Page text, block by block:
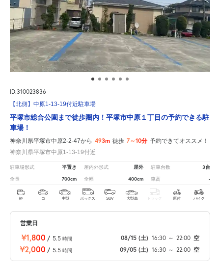
ID:310023836
【北側】中原1-13-19付近駐車場
平塚市総合公園まで徒歩圏内！平塚市中原１丁目の予約できる駐
車場！
神奈川県平塚市中原2-2-47から 493m 徒歩 7～10分 予約できてオススメ！
神奈川県平塚市中原1-13-19付近
駐車場形式 平置き 屋内外形式 屋外 駐車台数 3台
全長 700cm 全幅 400cm 車高 -
軽 コ 中型 ボックス SUV 大型車 トラック 原付 バイク
営業日
¥1,800 / 5.5 時間 08/15 (土) 16:30 ～ 22:00 空
¥2,000 / 5.5 時間 09/05 (土) 16:30 ～ 22:00 空